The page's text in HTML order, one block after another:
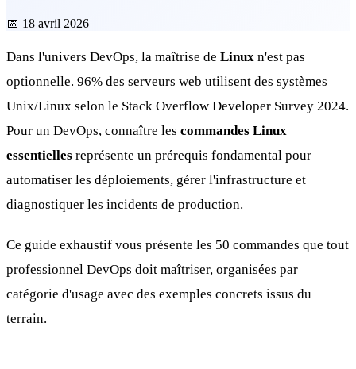
📅 18 avril 2026
Dans l'univers DevOps, la maîtrise de Linux n'est pas
optionnelle. 96% des serveurs web utilisent des systèmes
Unix/Linux selon le Stack Overflow Developer Survey 2024.
Pour un DevOps, connaître les commandes Linux
essentielles représente un prérequis fondamental pour
automatiser les déploiements, gérer l'infrastructure et
diagnostiquer les incidents de production.
Ce guide exhaustif vous présente les 50 commandes que tout
professionnel DevOps doit maîtriser, organisées par
catégorie d'usage avec des exemples concrets issus du
terrain.